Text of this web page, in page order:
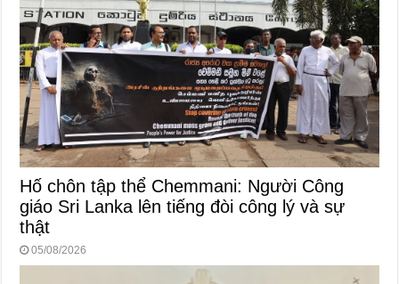
Hố chôn tập thể Chemmani: Người Công
giáo Sri Lanka lên tiếng đòi công lý và sự
thật
05/08/2026